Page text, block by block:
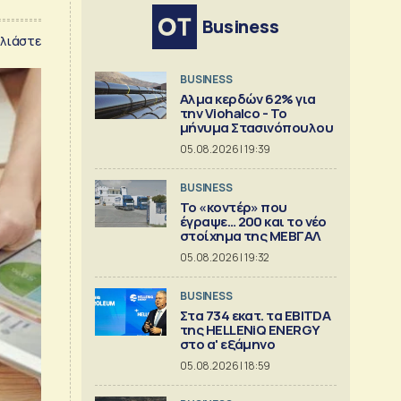
Business
BUSINESS
Αλμα κερδών 62% για
την Viohalco - Το
μήνυμα Στασινόπουλου
05.08.2026 | 19:39
BUSINESS
Το «κοντέρ» που
έγραψε… 200 και το νέο
στοίχημα της ΜΕΒΓΑΛ
05.08.2026 | 19:32
BUSINESS
Στα 734 εκατ. τα EBITDA
της HELLENiQ ENERGY
στο α' εξάμηνο
05.08.2026 | 18:59